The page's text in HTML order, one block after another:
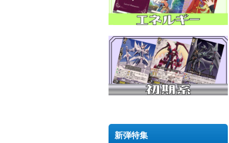
新弾特集